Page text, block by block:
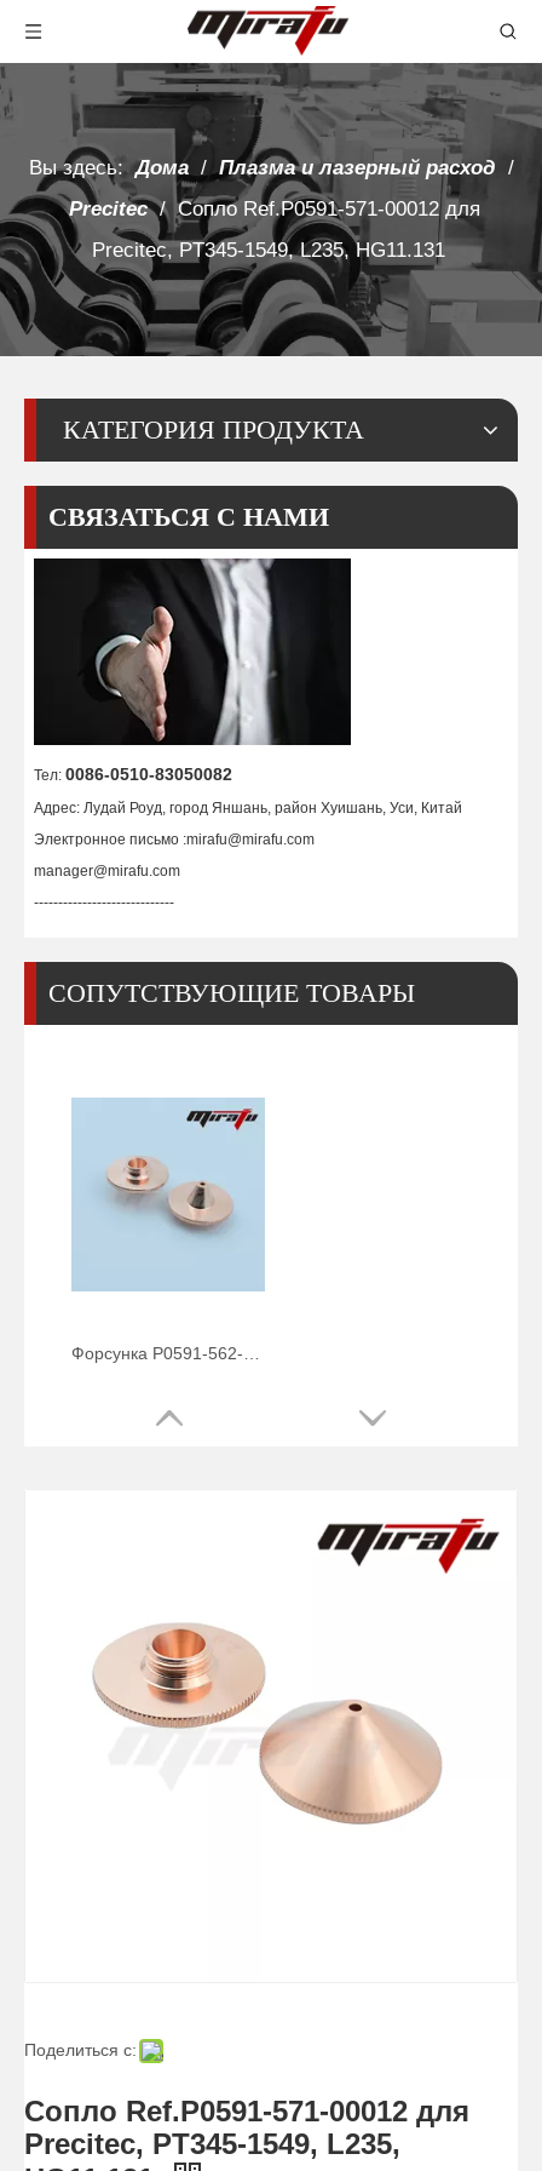
Вы здесь: Дома / Плазма и лазерный расход /
Precitec / Сопло Ref.P0591-571-00012 для
Precitec, PT345-1549, L235, HG11.131
КАТЕГОРИЯ ПРОДУКТА
СВЯЗАТЬСЯ С НАМИ
Тел: 0086-0510-83050082
Адрес: Лудай Роуд, город Яншань, район Хуишань, Уси, Китай
Электронное письмо :mirafu@mirafu.com
manager@mirafu.com
-----------------------------
СОПУТСТВУЮЩИЕ ТОВАРЫ
Держатель сопла P0571-1501-00001 Precitec
Поделиться с:
Сопло Ref.P0591-571-00012 для
Precitec, PT345-1549, L235,